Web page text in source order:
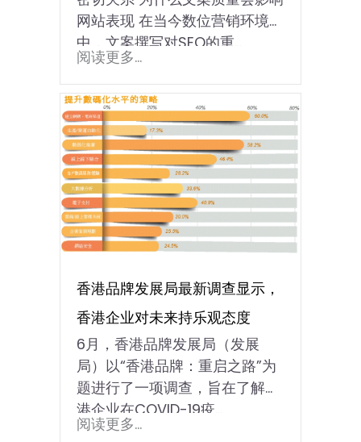
网站表现 在当今数位营销环境
中，文案撰写对SEO的重…
阅读更多...
香港品牌发展局最新调查显示，
香港企业对未来持乐观态度
6月，香港品牌发展局（发展
局）以“香港品牌：重启之路”为
题进行了一项调查，旨在了解香
港企业在COVID-19疫...
阅读更多...